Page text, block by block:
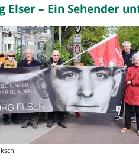
Elser – Ein Sehender